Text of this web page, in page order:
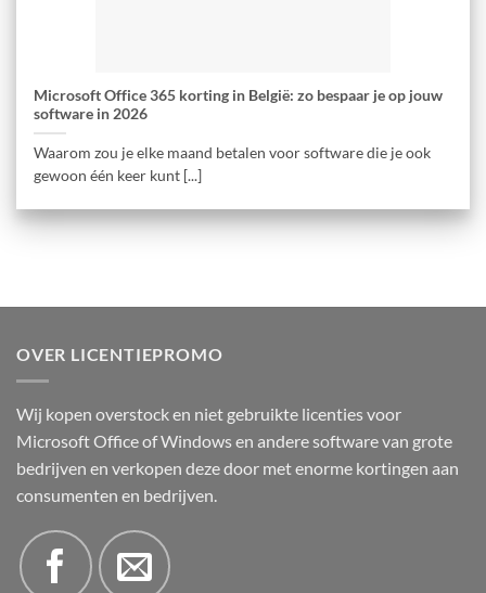
Microsoft Office 365 korting in België: zo bespaar je op jouw
software in 2026
Waarom zou je elke maand betalen voor software die je ook
gewoon één keer kunt [...]
OVER LICENTIEPROMO
Wij kopen overstock en niet gebruikte licenties voor
Microsoft Office of Windows en andere software van grote
bedrijven en verkopen deze door met enorme kortingen aan
consumenten en bedrijven.